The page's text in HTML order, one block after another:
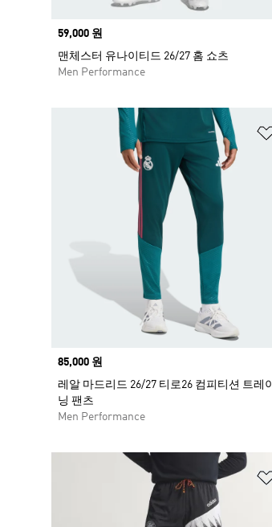
Price
59,000 원
맨체스터 유나이티드 26/27 홈 쇼츠
Men Performance
Price
85,000 원
레알 마드리드 26/27 티로26 컴피티션 트레이
닝 팬츠
Men Performance